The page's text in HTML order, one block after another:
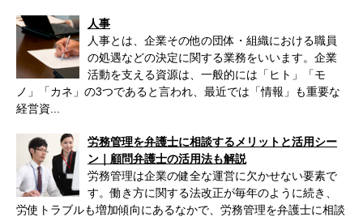
人事
人事とは、企業その他の団体・組織における職員
の処遇などの決定に関する業務をいいます。企業
活動を支える資源は、一般的には「ヒト」「モ
ノ」「カネ」の3つであると言われ、最近では「情報」も重要な
経営資...
労務管理を弁護士に相談するメリットと活用シー
ン｜顧問弁護士の活用法も解説
労務管理は企業の健全な運営に欠かせない要素で
す。働き方に関する法改正が毎年のように続き、
労使トラブルも増加傾向にあるなかで、労務管理を弁護士に相談